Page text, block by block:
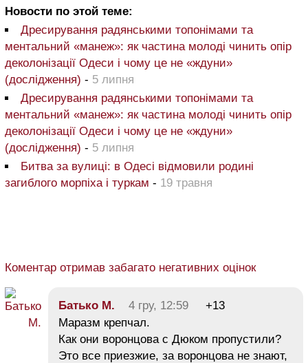
Новости по этой теме:
Дресирування радянськими топонімами та
ментальний «манеж»: як частина молоді чинить опір
деколонізації Одеси і чому це не «ждуни»
(дослідження) - 5 липня
Дресирування радянськими топонімами та
ментальний «манеж»: як частина молоді чинить опір
деколонізації Одеси і чому це не «ждуни»
(дослідження) - 5 липня
Битва за вулиці: в Одесі відмовили родині
загиблого морпіха і туркам - 19 травня
Коментар отримав забагато негативних оцінок
Батько М. 4 гру, 12:59
+13
Маразм крепчал.
Как они воронцова с Дюком пропустили?
Это все приезжие, за воронцова не знают,